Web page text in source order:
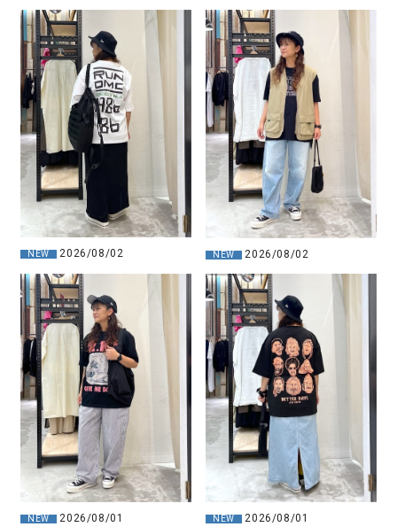
NEW 2026/08/02 NEW 2026/08/02
NEW 2026/08/01 NEW 2026/08/01